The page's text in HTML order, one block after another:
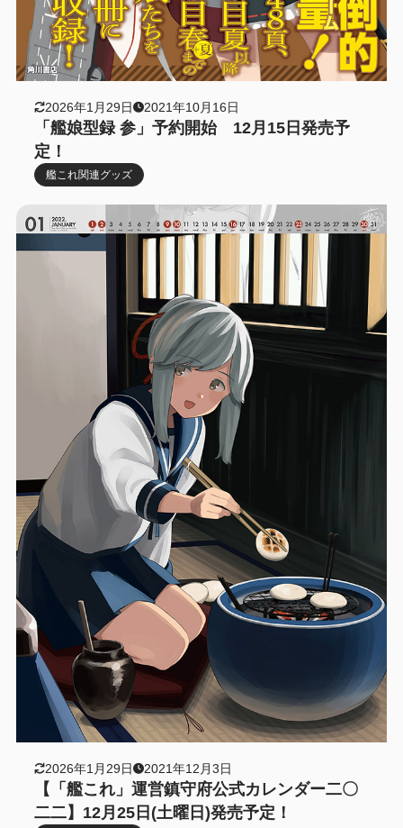
2026年1月29日 2021年10月16日
「艦娘型録 参」予約開始 12月15日発売予
定！
艦これ関連グッズ
2026年1月29日 2021年12月3日
【「艦これ」運営鎮守府公式カレンダー二〇
二二】12月25日(土曜日)発売予定！